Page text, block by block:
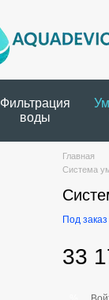
Фильтрация
воды
Главная
Система
Под заказ
33